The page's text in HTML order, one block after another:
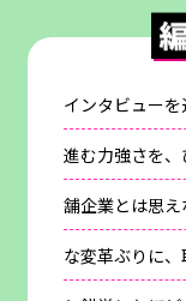
インタビュー
進む力強さを
舗企業とは思
な変革ぶりに、